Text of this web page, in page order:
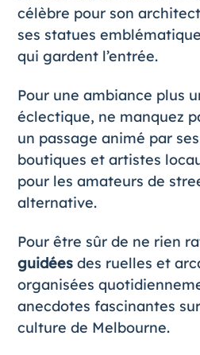
célèbre pour son
ses statues
qui gardent l’entrée.
Pour une ambiance plus
éclectique, ne manquez
un passage animé par
boutiques et artistes
pour les amateurs de
alternative.
Pour être sûr de ne rien
guidées des ruelles et
organisées
anecdotes fascinantes
culture de Melbourne.